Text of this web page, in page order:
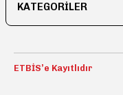
KATEGORİLER
ETBİS’e Kayıtlıdır